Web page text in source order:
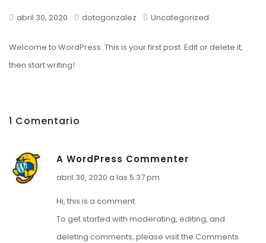
abril 30, 2020 dotogonzalez Uncategorized
Welcome to WordPress. This is your first post. Edit or delete it,
then start writing!
1 Comentario
A WordPress Commenter
abril 30, 2020 a las 5:37 pm
Hi, this is a comment.
To get started with moderating, editing, and
deleting comments, please visit the Comments